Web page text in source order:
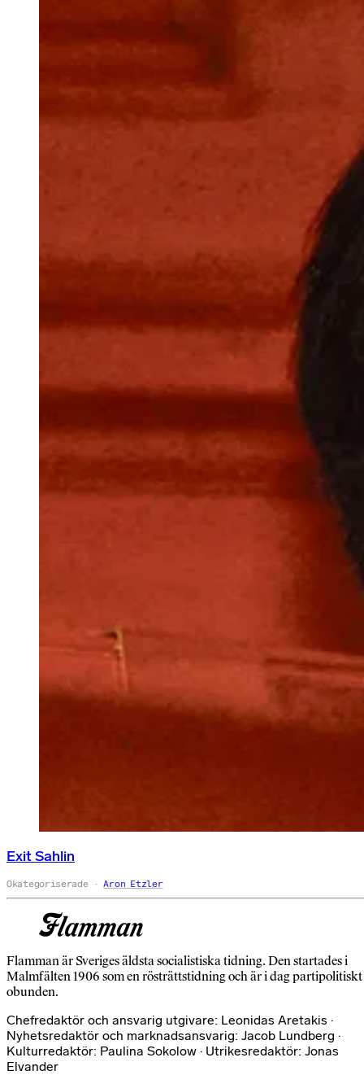
Exit Sahlin
Okategoriserade Aron Etzler
Flamman är Sveriges äldsta socialistiska tidning. Den startades i
Malmfälten 1906 som en rösträttstidning och är i dag partipolitiskt
obunden.
Chefredaktör och ansvarig utgivare: Leonidas Aretakis ·
Nyhetsredaktör och marknadsansvarig: Jacob Lundberg ·
Kulturredaktör: Paulina Sokolow · Utrikesredaktör: Jonas
Elvander